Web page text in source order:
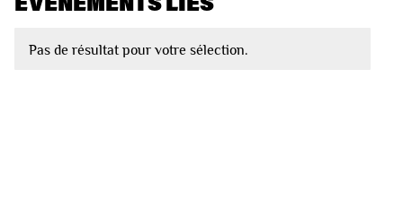
Pas de résultat pour votre sélection.